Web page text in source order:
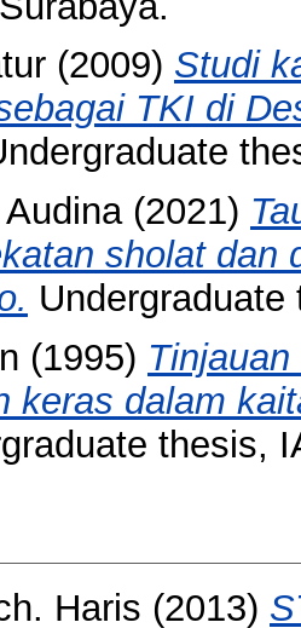
(2009) Studi
TKI di
(2021)
sholat dan
(1995)
keras dalam
thesis,
Haris (2013)